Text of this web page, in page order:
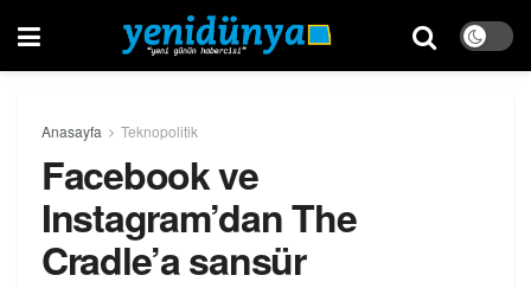
Anasayfa Teknopolitik
Facebook ve
Instagram’dan The
Cradle’a sansür